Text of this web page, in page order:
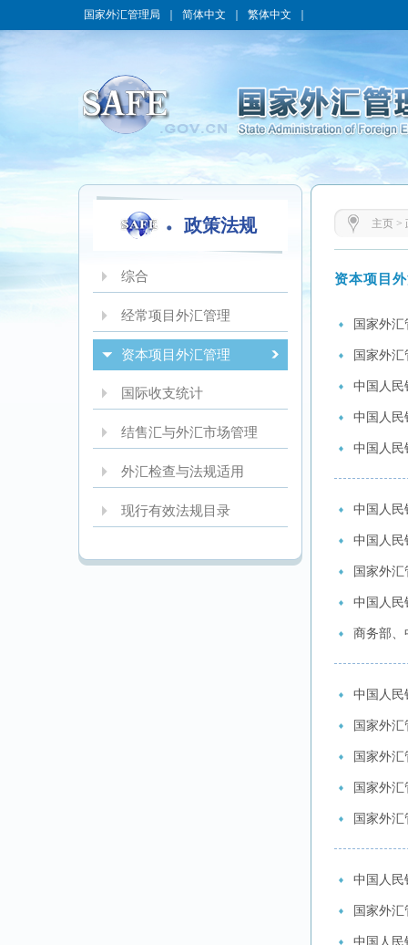
国家外汇管理局 简体中文 繁体中文
政策法规
综合
经常项目外汇管理
资本项目外汇管理
国际收支统计
结售汇与外汇市场管理
外汇检查与法规适用
现行有效法规目录
主页 >
资本项目
国家外
国家外
中国人民
中国人民
中国人民
中国人民
中国人民
国家外
中国人民
商务部、
中国人民
国家外
国家外
国家外
国家外
中国人民
国家外
中国人民